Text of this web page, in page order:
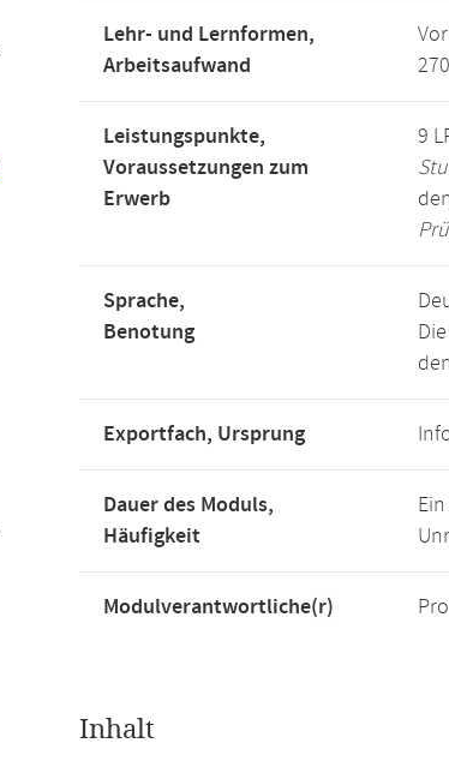
Lehr- und Lernformen,
Arbeitsaufwand
Leistungspunkte,
Voraussetzungen zum
Erwerb
9
Sprache,
Benotung
Exportfach, Ursprung
Dauer des Moduls,
Häufigkeit
Modulverantwortliche(r)
Inhalt